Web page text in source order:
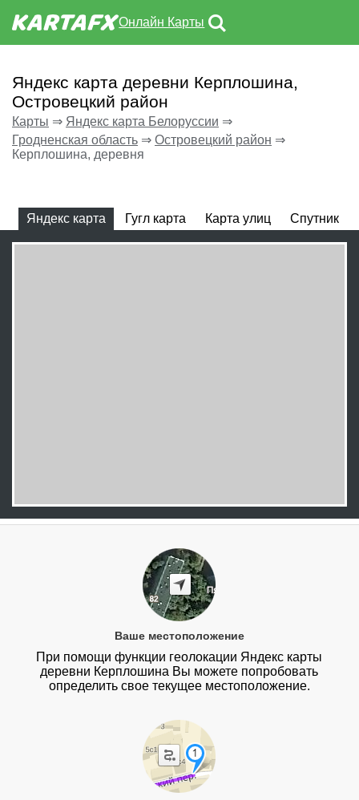
Онлайн Карты
Яндекс карта деревни Керплошина,
Островецкий район
Карты ⇒ Яндекс карта Белоруссии ⇒
Гродненская область ⇒ Островецкий район ⇒
Керплошина, деревня
Яндекс карта Гугл карта Карта улиц Спутник
Ваше местоположение
При помощи функции геолокации Яндекс карты
деревни Керплошина Вы можете попробовать
определить свое текущее местоположение.